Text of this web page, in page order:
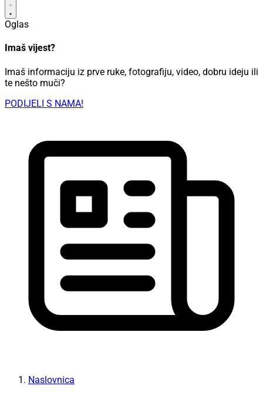
Oglas
Imaš vijest?
Imaš informaciju iz prve ruke, fotografiju, video, dobru ideju ili
te nešto muči?
PODIJELI S NAMA!
Naslovnica